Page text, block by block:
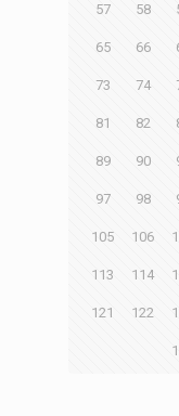
57 58
65 66
73 74
81 82
89 90
97 98
105 106
113 114
121 122